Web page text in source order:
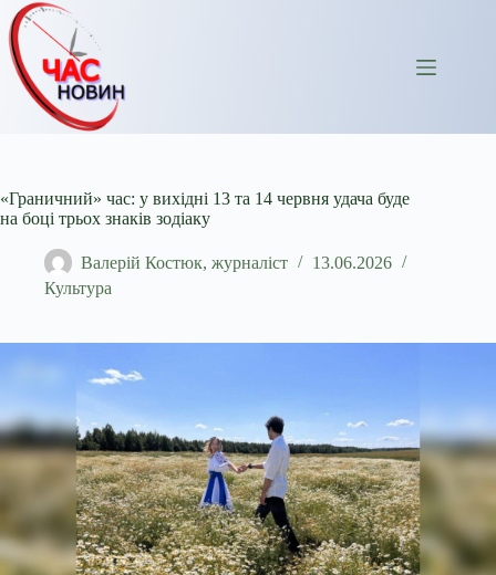
Перейти
до
вмісту
«Граничний» час: у вихідні 13 та 14 червня удача буде
на боці трьох знаків зодіаку
Валерій Костюк, журналіст
13.06.2026
Культура